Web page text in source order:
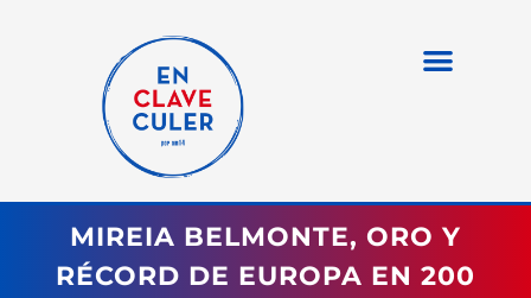
MIREIA BELMONTE, ORO Y
RÉCORD DE EUROPA EN 200